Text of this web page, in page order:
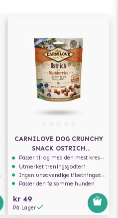
CARNILOVE DOG CRUNCHY
SNACK OSTRICH
BLACKBERRIES 200G
Passer til og med den mest kresne hunden
Utmerket treningsgodteri
Ingen unødvendige tilsetningsstoffer
Passer den følsomme hunden
kr 49
På Lager